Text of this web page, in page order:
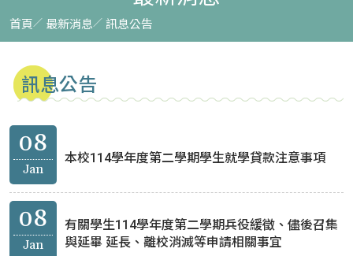
首頁 最新消息 訊息公告
訊息公告
08
Jan
本校114學年度第二學期學生就學貸款注意事項
08
Jan
有關學生114學年度第二學期兵役緩徵、儘後召集
與延畢 延長、離校消滅等申請相關事宜